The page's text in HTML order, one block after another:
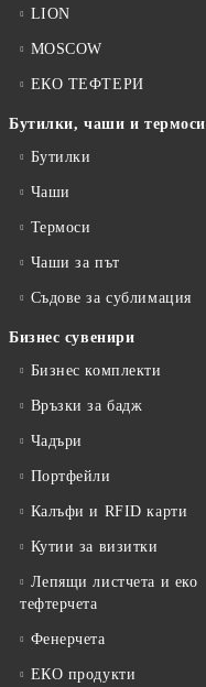
LION
MOSCOW
ЕКО ТЕФТЕРИ
Бутилки, чаши и термоси
Бутилки
Чаши
Термоси
Чаши за път
Съдове за сублимация
Бизнес сувенири
Бизнес комплекти
Връзки за бадж
Чадъри
Портфейли
Калъфи и RFID карти
Кутии за визитки
Лепящи листчета и еко
тефтeрчета
Фенерчета
ЕКО продукти